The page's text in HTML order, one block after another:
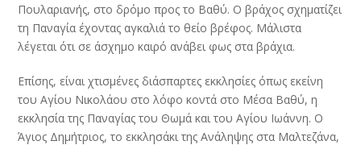
Πουλαριανής, στο δρόμο προς το Βαθύ. Ο βράχος σχηματίζει
τη Παναγία έχοντας αγκαλιά το θείο βρέφος. Μάλιστα
λέγεται ότι σε άσχημο καιρό ανάβει φως στα βράχια.
Επίσης, είναι χτισμένες διάσπαρτες εκκλησίες όπως εκείνη
του Αγίου Νικολάου στο λόφο κοντά στο Μέσα Βαθύ, η
εκκλησία της Παναγίας του Θωμά και του Αγίου Ιωάννη. Ο
Άγιος Δημήτριος, το εκκλησάκι της Ανάληψης στα Μαλτεζάνα,